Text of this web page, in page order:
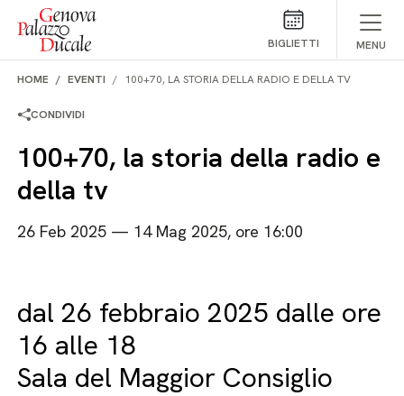
Salta al contenuto
BIGLIETTI MENU
HOME EVENTI 100+70, LA STORIA DELLA RADIO E DELLA TV
CONDIVIDI
100+70, la storia della radio e
della tv
26 Feb 2025 — 14 Mag 2025, ore 16:00
dal 26 febbraio 2025 dalle ore
16 alle 18
Sala del Maggior Consiglio